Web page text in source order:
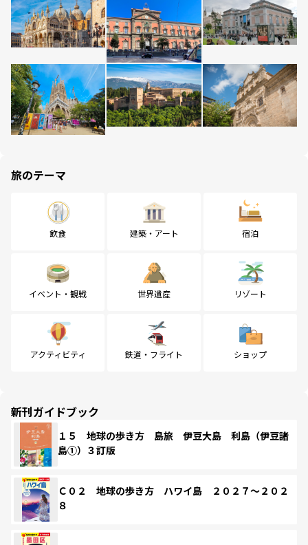
旅のテーマ
飲食 建築・アート 宿泊
イベント・観戦 世界遺産 リゾート
アクティビティ 鉄道・フライト ショップ
新刊ガイドブック
１５ 地球の歩き方 島旅 伊豆大島 利島（伊豆諸
島①）３訂版
Ｃ０２ 地球の歩き方 ハワイ島 ２０２７～２０２
８